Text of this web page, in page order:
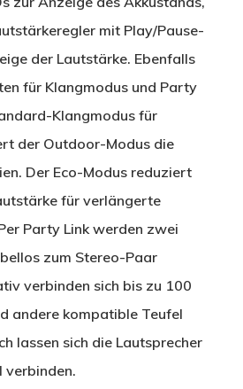
mit Play/Pause-
der Lautstärke. Ebenfalls
für Klangmodus und Party
Klangmodus für
der Outdoor-Modus die
Der Eco-Modus reduziert
für verlängerte
Party Link werden zwei
zum Stereo-Paar
verbinden sich bis zu 100
andere kompatible Teufel
lassen sich die Lautsprecher
verbinden.